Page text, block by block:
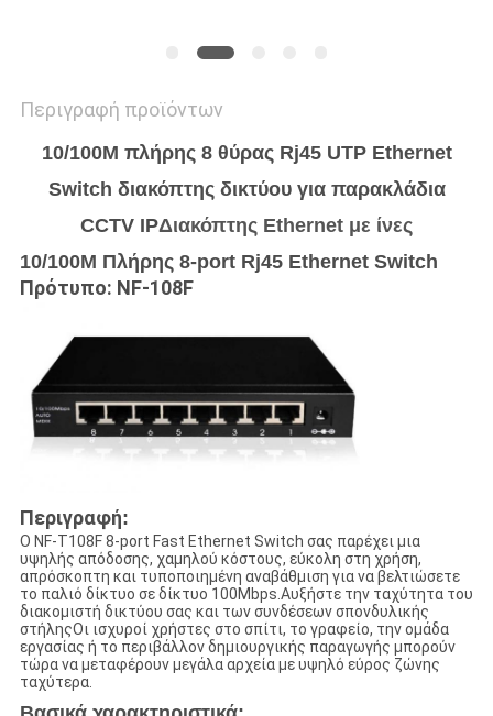
Περιγραφή προϊόντων
10/100M πλήρης 8 θύρας Rj45 UTP Ethernet
Switch διακόπτης δικτύου για παρακλάδια
CCTV IPΔιακόπτης Ethernet με ίνες
10/100M Πλήρης 8-port Rj45 Ethernet Switch
Πρότυπο: NF-108F
Περιγραφή:
Ο NF-T108F 8-port Fast Ethernet Switch σας παρέχει μια
υψηλής απόδοσης, χαμηλού κόστους, εύκολη στη χρήση,
απρόσκοπτη και τυποποιημένη αναβάθμιση για να βελτιώσετε
το παλιό δίκτυο σε δίκτυο 100Mbps.Αυξήστε την ταχύτητα του
διακομιστή δικτύου σας και των συνδέσεων σπονδυλικής
στήληςΟι ισχυροί χρήστες στο σπίτι, το γραφείο, την ομάδα
εργασίας ή το περιβάλλον δημιουργικής παραγωγής μπορούν
τώρα να μεταφέρουν μεγάλα αρχεία με υψηλό εύρος ζώνης
ταχύτερα.